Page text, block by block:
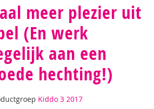
meer plezier uit
(En werk
aan een
hechting!)
Kiddo 3 2017